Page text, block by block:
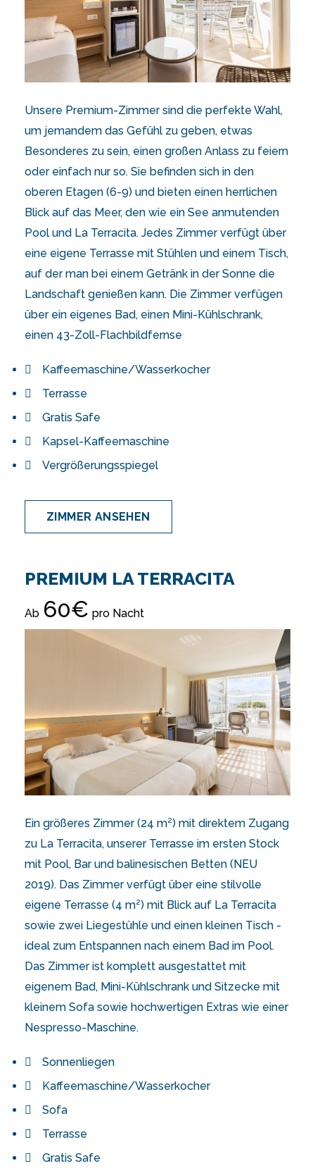
Unsere Premium-Zimmer sind die perfekte Wahl,
um jemandem das Gefühl zu geben, etwas
Besonderes zu sein, einen großen Anlass zu feiern
oder einfach nur so. Sie befinden sich in den
oberen Etagen (6-9) und bieten einen herrlichen
Blick auf das Meer, den wie ein See anmutenden
Pool und La Terracita. Jedes Zimmer verfügt über
eine eigene Terrasse mit Stühlen und einem Tisch,
auf der man bei einem Getränk in der Sonne die
Landschaft genießen kann. Die Zimmer verfügen
über ein eigenes Bad, einen Mini-Kühlschrank,
einen 43-Zoll-Flachbildfernse
Kaffeemaschine/Wasserkocher
Terrasse
Gratis Safe
Kapsel-Kaffeemaschine
Vergrößerungsspiegel
ZIMMER ANSEHEN
PREMIUM LA TERRACITA
Ab 60€ pro Nacht
Ein größeres Zimmer (24 m²) mit direktem Zugang
zu La Terracita, unserer Terrasse im ersten Stock
mit Pool, Bar und balinesischen Betten (NEU
2019). Das Zimmer verfügt über eine stilvolle
eigene Terrasse (4 m²) mit Blick auf La Terracita
sowie zwei Liegestühle und einen kleinen Tisch -
ideal zum Entspannen nach einem Bad im Pool.
Das Zimmer ist komplett ausgestattet mit
eigenem Bad, Mini-Kühlschrank und Sitzecke mit
kleinem Sofa sowie hochwertigen Extras wie einer
Nespresso-Maschine.
Sonnenliegen
Kaffeemaschine/Wasserkocher
Sofa
Terrasse
Gratis Safe